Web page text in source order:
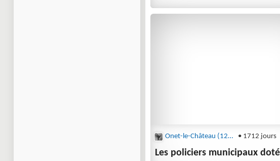
Onet-le-Château (12850) • 1712 jours
Les policiers municipaux